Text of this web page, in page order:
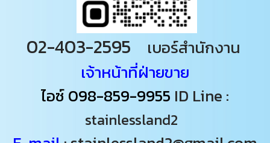
02-403-2595
เบอร์สำนักงาน
เจ้าหน้าที่ฝ่ายขาย
ไอซ์098-859-9955 ID Line :
stainlessland2